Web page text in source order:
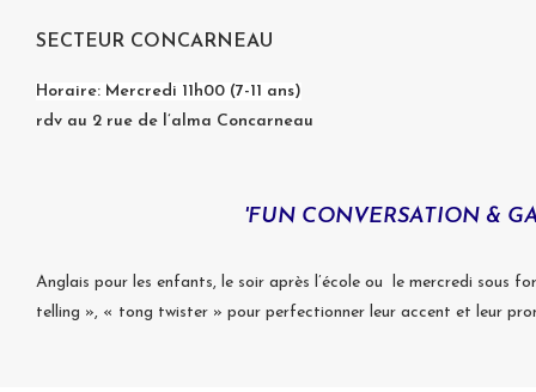
SECTEUR CONCARNEAU
Horaire: Mercredi 11h00 (7-11 ans)
rdv au 2 rue de l’alma Concarneau
'FUN CONVERSATION &
Anglais pour les enfants, le soir après l’école ou le mercredi sous
telling », « tong twister » pour perfectionner leur accent et leur